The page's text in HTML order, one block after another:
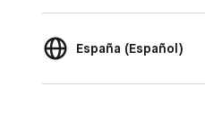
España (Español)